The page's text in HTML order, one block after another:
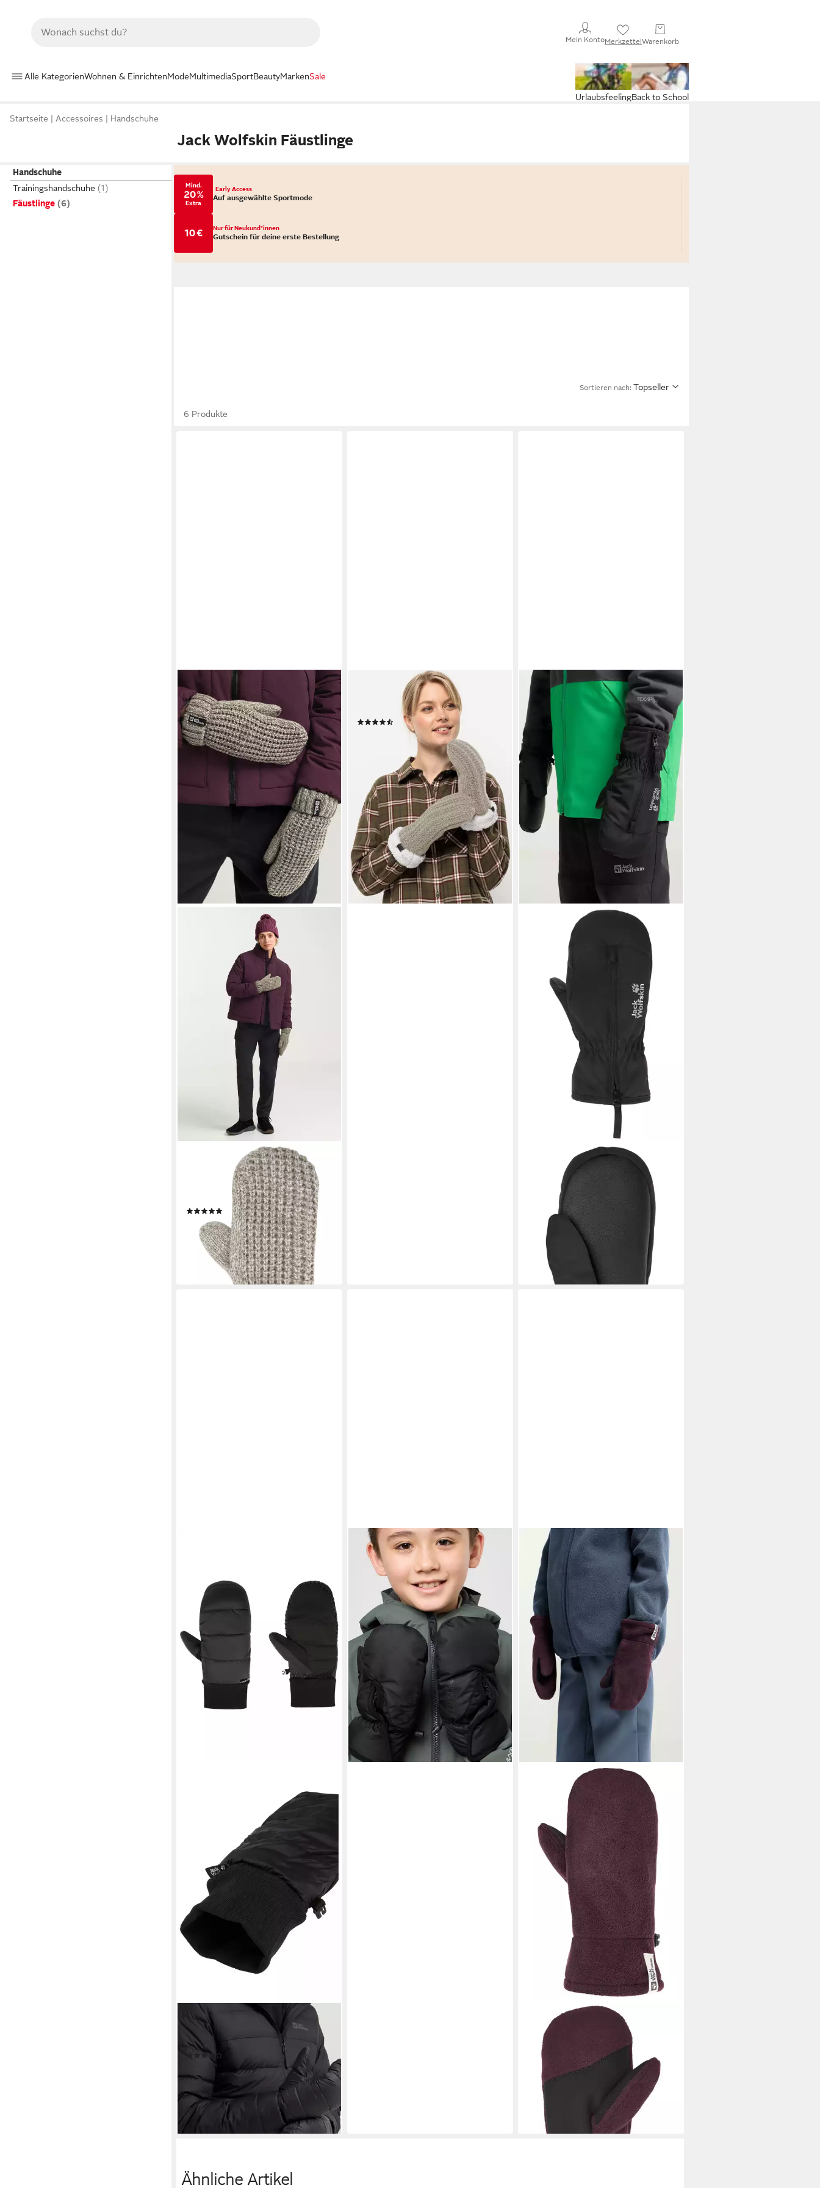
Mein KontoMerkzettelWarenkorb
Alle KategorienWohnen & EinrichtenModeMultimediaSportBeautyMarkenSale
Back to School
Urlaubsfeeling
Startseite Accessoires Handschuhe
Jack Wolfskin Fäustlinge
Handschuhe
Trainingshandschuhe
Fäustlinge
Mind.
20 %
Extra
Early Access
Auf ausgewählte Sportmode
10 € Nur für Neukund*innen
Gutschein für deine erste Bestellung
Sortieren nach: Topseller
6 Produkte
JACK WOLFSKIN
Fäustlinge MEDLEY KNIT MITTEN W
Strick-Fäustlinge, warm, mit Fleece-
(2)
26,99 € UVP50,00 €
-46%
lieferbar - in 6-8 Werktagen bei dir
JACK WOLFSKIN
Fäustlinge HIGHLOFT KNIT MITTEN
(5)
49,95 €
lieferbar - in 1-2 Werktagen bei dir
JACK WOLFSKIN
Fäustlinge EASY ZIP MITTEN K
ab 23,99 €
UVP
lieferbar - in 6-8 Werktagen bei dir
JACK WOLFSKIN
Fäustlinge URBAN MITTEN Winter-
Fäustlinge, warm, winddicht
47,99 € UVP 55,00 €
-13%
lieferbar - in 1-2 Werktagen bei dir
JACK WOLFSKIN
Fäustlinge EASY ENTRY MITTEN K
20,99 €
UVP39,95 €
lieferbar - in 6-8 Werktagen bei dir
JACK WOLFSKIN
Fäustlinge FLEECE MITTEN K
Winterfäustlinge für Kinder, warm,
bequem
13,99 €
UVP25,00 €
-44%
lieferbar - in 2-3 Werktagen bei dir
Ähnliche Artikel